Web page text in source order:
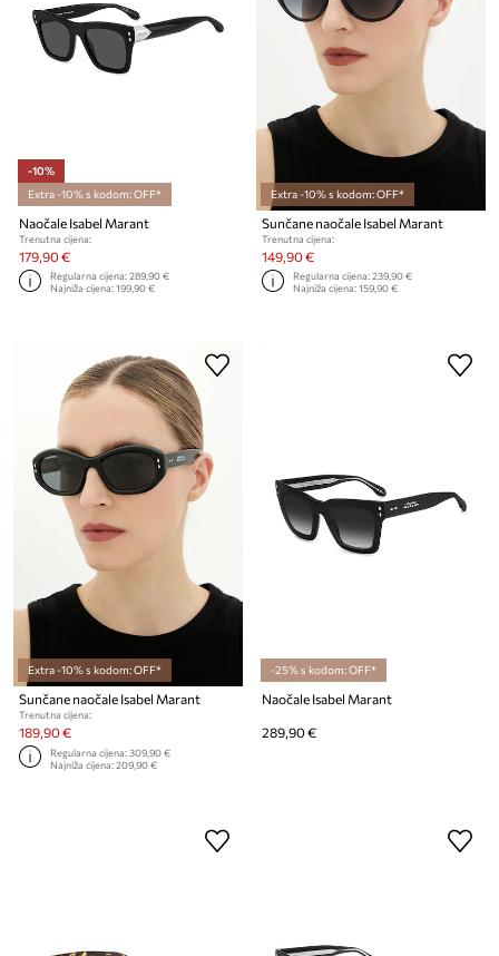
-10%
Extra -10% s kodom: OFF*
Naočale Isabel Marant
Trenutna cijena:
179,90 €
Regularna cijena:289,90 €
Najniža cijena:199,90 €
Extra -10% s kodom: OFF*
Sunčane naočale Isabel Marant
Trenutna cijena:
149,90 €
Regularna cijena:239,90 €
Najniža cijena:159,90 €
Extra -10% s kodom: OFF*
Sunčane naočale Isabel Marant
Trenutna cijena:
189,90 €
Regularna cijena:309,90 €
Najniža cijena:209,90 €
-25% s kodom: OFF*
Naočale Isabel Marant
289,90 €